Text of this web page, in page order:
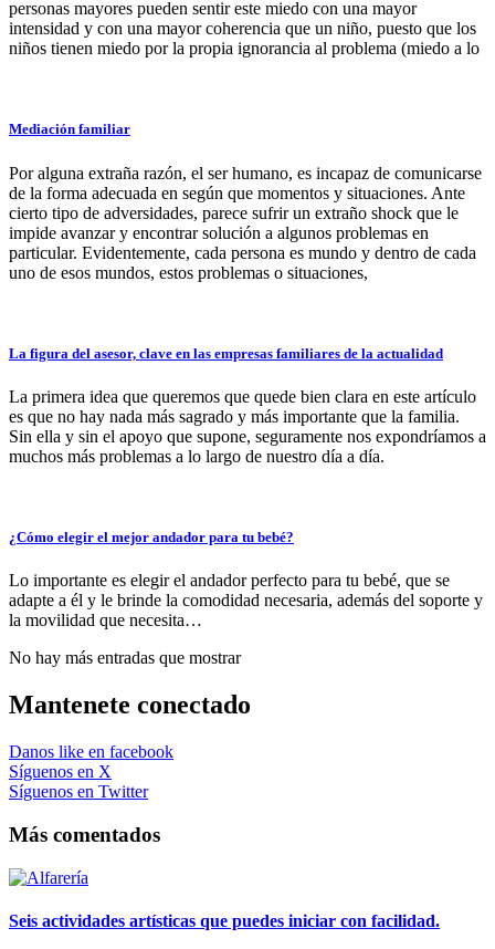
personas mayores pueden sentir este miedo con una mayor
intensidad y con una mayor coherencia que un niño, puesto que los
niños tienen miedo por la propia ignorancia al problema (miedo a lo
Mediación familiar
Por alguna extraña razón, el ser humano, es incapaz de comunicarse
de la forma adecuada en según que momentos y situaciones. Ante
cierto tipo de adversidades, parece sufrir un extraño shock que le
impide avanzar y encontrar solución a algunos problemas en
particular. Evidentemente, cada persona es mundo y dentro de cada
uno de esos mundos, estos problemas o situaciones,
La figura del asesor, clave en las empresas familiares de la actualidad
La primera idea que queremos que quede bien clara en este artículo
es que no hay nada más sagrado y más importante que la familia.
Sin ella y sin el apoyo que supone, seguramente nos expondríamos a
muchos más problemas a lo largo de nuestro día a día.
¿Cómo elegir el mejor andador para tu bebé?
Lo importante es elegir el andador perfecto para tu bebé, que se
adapte a él y le brinde la comodidad necesaria, además del soporte y
la movilidad que necesita…
No hay más entradas que mostrar
Mantenete conectado
Danos like en facebook
Síguenos en X
Síguenos en Twitter
Más comentados
Seis actividades artísticas que puedes iniciar con facilidad.